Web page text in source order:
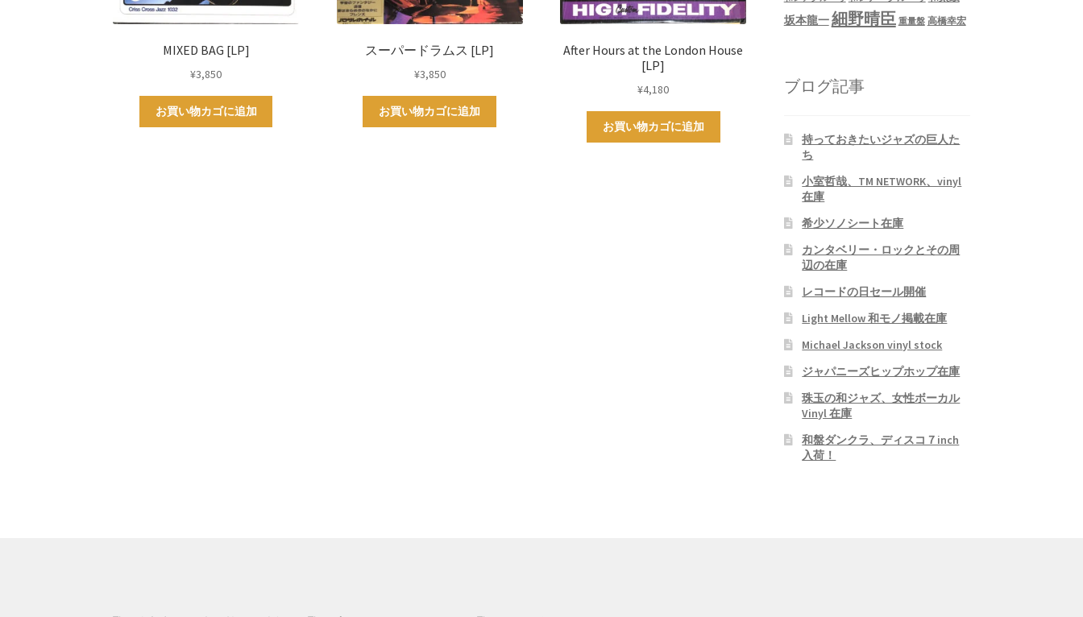
MIXED BAG [LP]
¥3,850
お買い物カゴに追加
スーパードラムス [LP]
¥3,850
お買い物カゴに追加
After Hours at the London House
[LP]
¥4,180
お買い物カゴに追加
坂本龍一細野晴臣 重量盤 高橋幸宏
ブログ記事
持っておきたいジャズの巨人た
ち
小室哲哉、TM NETWORK、vinyl
在庫
希少ソノシート在庫
カンタベリー・ロックとその周
辺の在庫
レコードの日セール開催
Light Mellow 和モノ掲載在庫
Michael Jackson vinyl stock
ジャパニーズヒップホップ在庫
珠玉の和ジャズ、女性ボーカル
Vinyl 在庫
和盤ダンクラ、ディスコ７inch
入荷！